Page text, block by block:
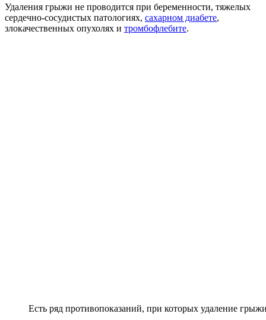
Удаления грыжи не проводится при беременности, тяжелых
сердечно-сосудистых патологиях, сахарном диабете,
злокачественных опухолях и тромбофлебите.
Есть ряд противопоказаний, при которых удаление